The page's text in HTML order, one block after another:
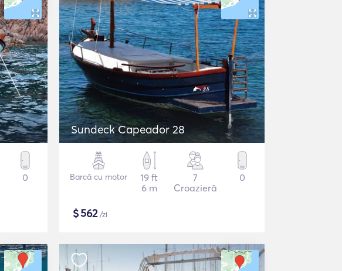
0
Sundeck Capeador 28
Barcă cu motor
19 ft
6 m
7
Croazieră
0
$562/zi